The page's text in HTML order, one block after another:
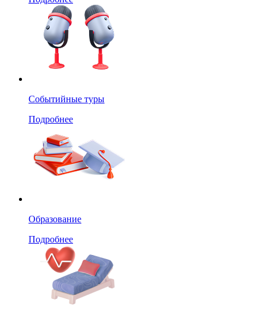
Событийные туры
Подробнее
Образование
Подробнее